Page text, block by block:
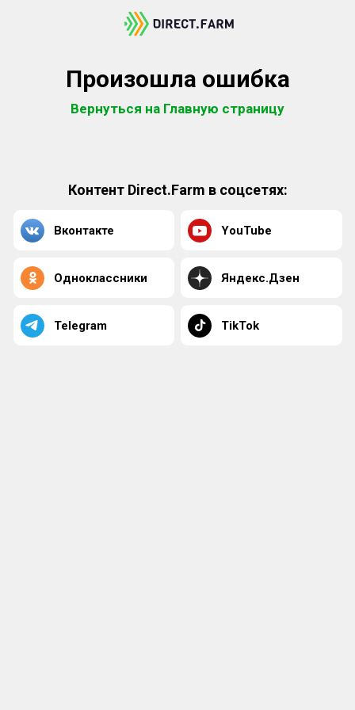
Произошла ошибка
Вернуться на Главную страницу
Контент Direct.Farm в соцсетях:
Вконтакте YouTube
Одноклассники Яндекс.Дзен
Telegram TikTok